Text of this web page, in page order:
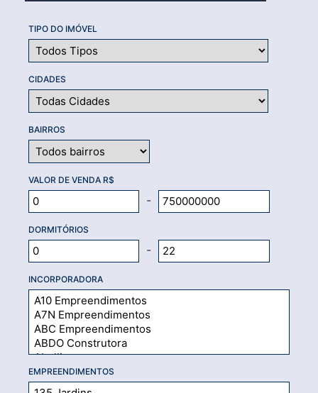
TIPO DO IMÓVEL
CIDADES
BAIRROS
VALOR DE VENDA R$
-
DORMITÓRIOS
-
INCORPORADORA
EMPREENDIMENTOS